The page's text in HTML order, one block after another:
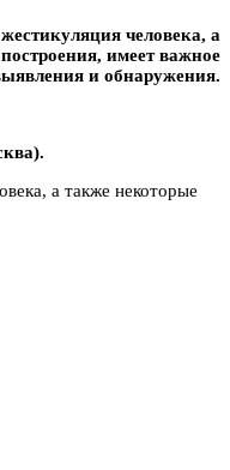
человека, а
имеет важное
и обнаружения.
а также некоторые